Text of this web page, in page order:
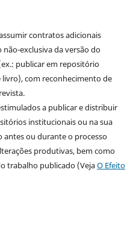
contratos adicionais
exclusiva da versão do
publicar em repositório
com reconhecimento de
a publicar e distribuir
institucionais ou na sua
antes ou durante o processo
produtivas, bem como
trabalho publicado (VejaO Efeito